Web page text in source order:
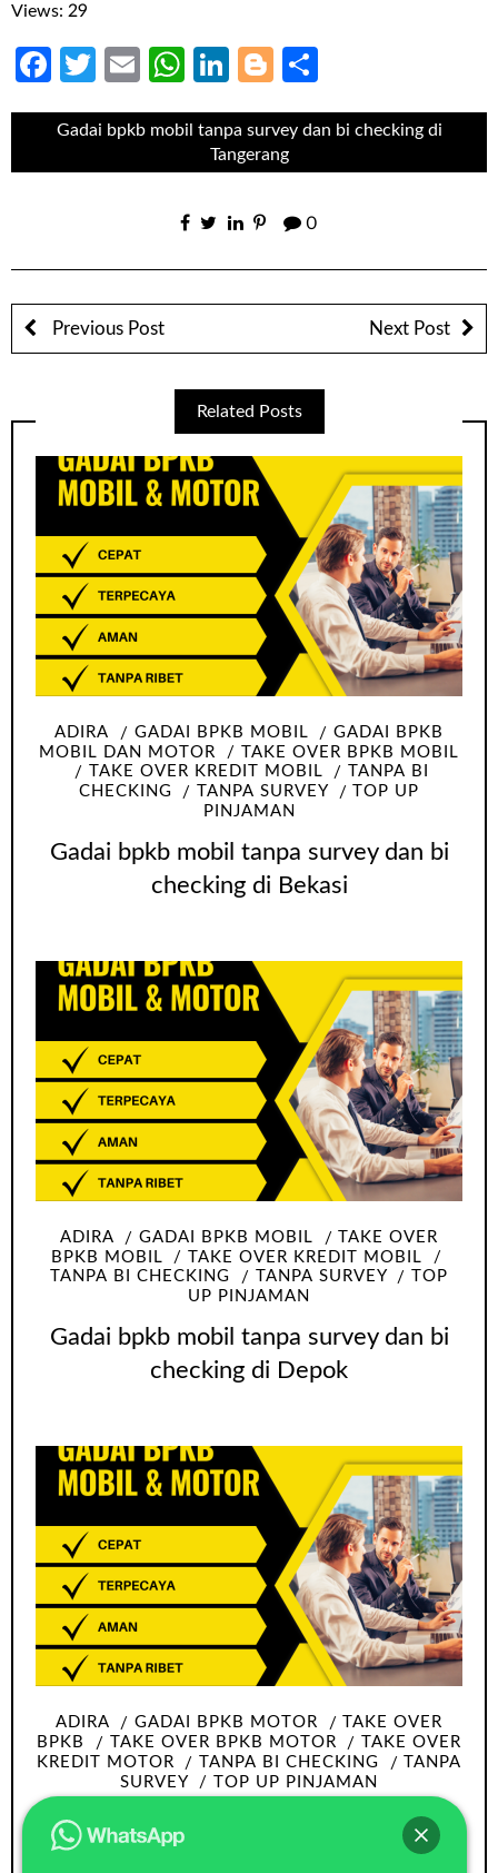
Views: 29
Facebook
Twitter
EmailWhatsApp
LinkedIn
Blogger
Gadai bpkb mobil tanpa survey dan bi checking di
Tangerang
0
Previous Post Next Post
Related Posts
ADIRA GADAI BPKB MOBIL
GADAI BPKB
MOBIL DAN MOTOR
TAKE OVER BPKB MOBIL
TAKE OVER KREDIT MOBIL
TANPA BI
CHECKING
TANPA SURVEY
TOP UP
PINJAMAN
Gadai bpkb mobil tanpa survey dan bi
checking di Bekasi
ADIRA GADAI BPKB MOBIL
TAKE OVER
BPKB MOBIL
TAKE OVER KREDIT MOBIL
TANPA BI CHECKING
TANPA SURVEY
TOP
UP PINJAMAN
Gadai bpkb mobil tanpa survey dan bi
checking di Depok
ADIRA GADAI BPKB MOTOR
TAKE OVER
BPKB
TAKE OVER BPKB MOTOR
TAKE OVER
KREDIT MOTOR
TANPA BI CHECKING
TANPA
SURVEY
TOP UP PINJAMAN
Take over bpkb motor Tangerang tanpa